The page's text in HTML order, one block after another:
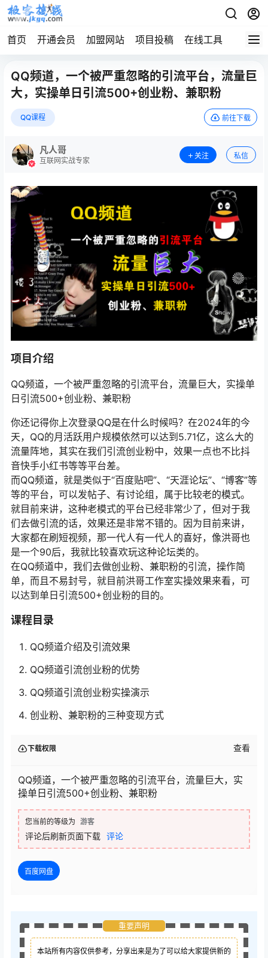
首页 开通会员 加盟网站 项目投稿 在线工具 地址发
QQ频道，一个被严重忽略的引流平台，流量巨
大，实操单日引流500+创业粉、兼职粉
QQ课程 前往下载
凡人哥
互联网实战专家
关注 私信
项目介绍
QQ频道，一个被严重忽略的引流平台，流量巨大，实操单
日引流500+创业粉、兼职粉
你还记得你上次登录QQ是在什么时候吗？在2024年的今
天，QQ的月活跃用户规模依然可以达到5.71亿，这么大的
流量阵地，其实在我们引流创业粉中，效果一点也不比抖
音快手小红书等等平台差。
而QQ频道，就是类似于“百度贴吧”、“天涯论坛”、“博客”等
等的平台，可以发帖子、有讨论组，属于比较老的模式。
就目前来讲，这种老模式的平台已经非常少了，但对于我
们去做引流的话，效果还是非常不错的。因为目前来讲，
大家都在刷短视频，那一代人有一代人的喜好，像洪哥也
是一个90后，我就比较喜欢玩这种论坛类的。
在QQ频道中，我们去做创业粉、兼职粉的引流，操作简
单，而且不易封号，就目前洪哥工作室实操效果来看，可
以达到单日引流500+创业粉的目的。
课程目录
QQ频道介绍及引流效果
QQ频道引流创业粉的优势
QQ频道引流创业粉实操演示
创业粉、兼职粉的三种变现方式
下载权限 查看
QQ频道，一个被严重忽略的引流平台，流量巨大，实
操单日引流500+创业粉、兼职粉
您当前的等级为 游客
评论后刷新页面下载 评论
百度网盘
重要声明
本站所有内容仅供参考，分享出来是为了可以给大家提供新的